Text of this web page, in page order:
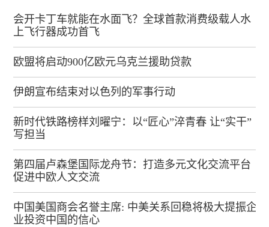
会开卡丁车就能在水面飞？全球首款消费级载人水
上飞行器成功首飞
欧盟将启动900亿欧元乌克兰援助贷款
伊朗宣布结束对以色列的军事行动
新时代铁路榜样刘曜宁：以“匠心”淬青春 让“实干”
写担当
第四届卢森堡国际龙舟节：打造多元文化交流平台
促进中欧人文交流
中国美国商会名誉主席: 中美关系回稳将极大提振企
业投资中国的信心